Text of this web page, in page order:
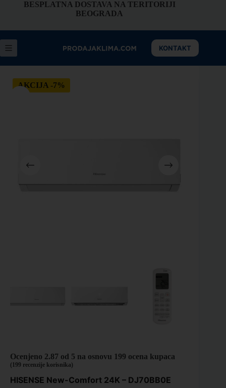
BESPLATNA DOSTAVA NA TERITORIJI
BEOGRADA
KONTAKT
AKCIJA -7%
Ocenjeno 2.87 od 5 na osnovu 199 ocena kupaca
(199 recenzije korisnika)
HISENSE New-Comfort 24K – DJ70BB0E